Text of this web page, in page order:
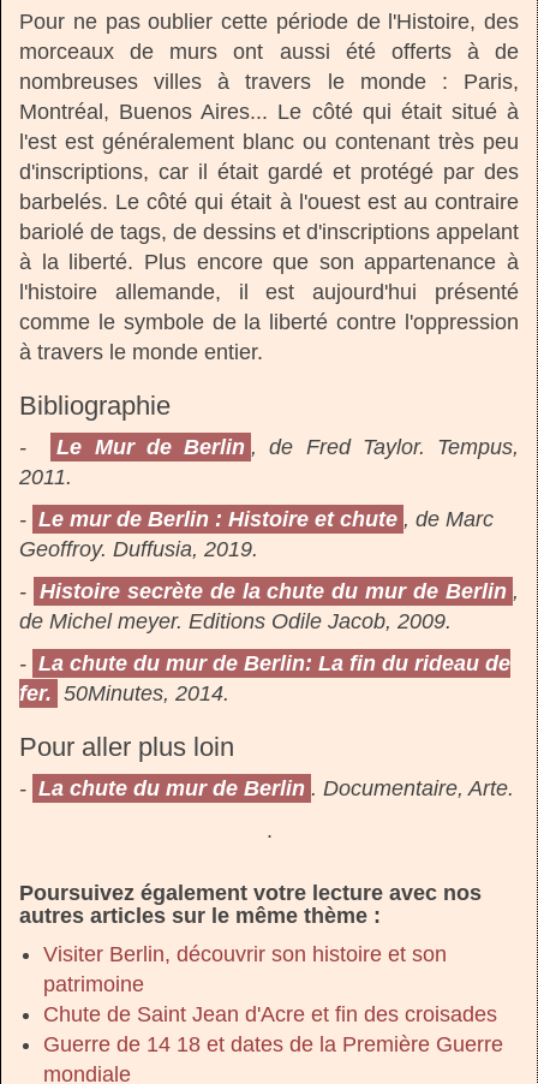
Pour ne pas oublier cette période de l'Histoire, des
morceaux de murs ont aussi été offerts à de
nombreuses villes à travers le monde : Paris,
Montréal, Buenos Aires... Le côté qui était situé à
l'est est généralement blanc ou contenant très peu
d'inscriptions, car il était gardé et protégé par des
barbelés. Le côté qui était à l'ouest est au contraire
bariolé de tags, de dessins et d'inscriptions appelant
à la liberté. Plus encore que son appartenance à
l'histoire allemande, il est aujourd'hui présenté
comme le symbole de la liberté contre l'oppression
à travers le monde entier.
Bibliographie
- Le Mur de Berlin , de Fred Taylor. Tempus,
2011.
- Le mur de Berlin : Histoire et chute , de Marc
Geoffroy. Duffusia, 2019.
- Histoire secrète de la chute du mur de Berlin ,
de Michel meyer. Editions Odile Jacob, 2009.
- La chute du mur de Berlin: La fin du rideau de
fer. 50Minutes, 2014.
Pour aller plus loin
- La chute du mur de Berlin . Documentaire, Arte.
.
Poursuivez également votre lecture avec nos
autres articles sur le même thème :
Visiter Berlin, découvrir son histoire et son
patrimoine
Chute de Saint Jean d'Acre et fin des croisades
Guerre de 14 18 et dates de la Première Guerre
mondiale